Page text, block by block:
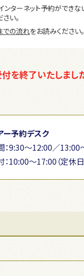
ターネット予約ができ
い。
での流れをお読みください。
を終了いたしまし
ー予約デスク
9:30～12:00／13:00～
10:00〜17:00（定休日